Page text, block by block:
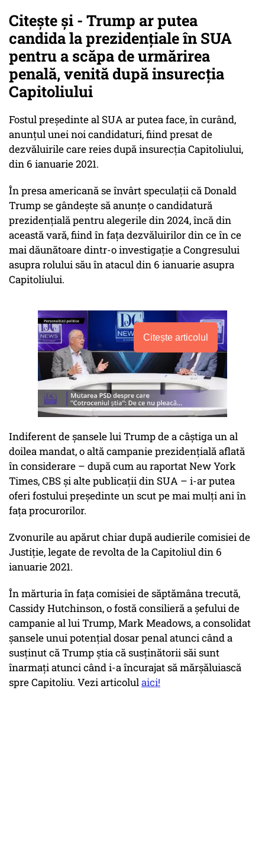
Citește și - Trump ar putea
candida la prezidențiale în SUA
pentru a scăpa de urmărirea
penală, venită după insurecția
Capitoliului
Fostul președinte al SUA ar putea face, în curând,
anunțul unei noi candidaturi, fiind presat de
dezvăluirile care reies după insurecția Capitoliului,
din 6 ianuarie 2021.
În presa americană se învârt speculații că Donald
Trump se gândește să anunțe o candidatură
prezidențială pentru alegerile din 2024, încă din
această vară, fiind în fața dezvăluirilor din ce în ce
mai dăunătoare dintr-o investigație a Congresului
asupra rolului său în atacul din 6 ianuarie asupra
Capitoliului.
Citește articolul
Indiferent de șansele lui Trump de a câștiga un al
doilea mandat, o altă campanie prezidențială aflată
în considerare – după cum au raportat New York
Times, CBS și alte publicații din SUA – i-ar putea
oferi fostului președinte un scut pe mai mulți ani în
fața procurorilor.
Zvonurile au apărut chiar după audierile comisiei de
Justiție, legate de revolta de la Capitoliul din 6
ianuarie 2021.
În mărturia în fața comisiei de săptămâna trecută,
Cassidy Hutchinson, o fostă consilieră a șefului de
campanie al lui Trump, Mark Meadows, a consolidat
șansele unui potențial dosar penal atunci când a
susținut că Trump știa că susținătorii săi sunt
înarmați atunci când i-a încurajat să mărșăluiască
spre Capitoliu. Vezi articolulaici!